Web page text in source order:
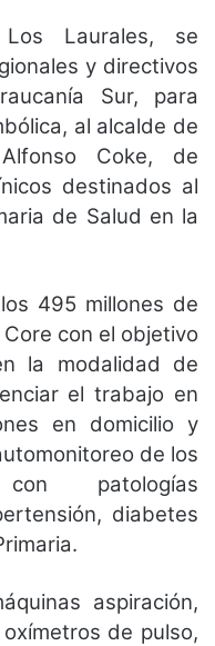
Laurales, se
y directivos
Sur, para
al alcalde de
Coke, de
destinados al
de Salud en la
495 millones de
con el objetivo
la modalidad de
el trabajo en
en domicilio y
de los
patologías
diabetes
aspiración,
de pulso,